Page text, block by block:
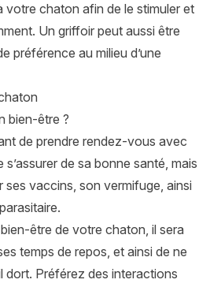
votre chaton afin de le stimuler et
Un griffoir peut aussi être
préférence au milieu d’une
bien-être ?
de prendre rendez-vous avec
de sa bonne santé, mais
ses vaccins, son vermifuge, ainsi
être de votre chaton, il sera
temps de repos, et ainsi de ne
dort. Préférez des interactions